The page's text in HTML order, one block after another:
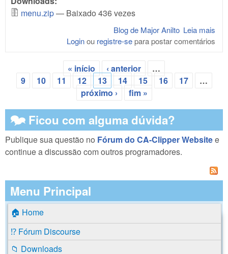
menu.zip— Baixado 436 vezes
Leia mais
Blog de Major Anilto
Loginou registre-separa postar comentários
Páginas
« início ‹ anterior
…
9
10 11 12 13 14 15 16 17
…
próximo ›
fim »
🗫 Ficou com alguma dúvida?
Publique sua questão no Fórum do CA-Clipper Websitee
continue a discussão com outros programadores.
Menu Principal
🏠 Home
⁉️ Fórum Discourse
📁 Downloads